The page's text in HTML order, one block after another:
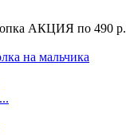
АКЦИЯ по 490 р.
на мальчика